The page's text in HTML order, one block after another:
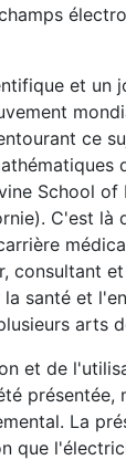
et un
ce
School of
C'est là
consultant
santé et
arts
et de
présentée,
La
que